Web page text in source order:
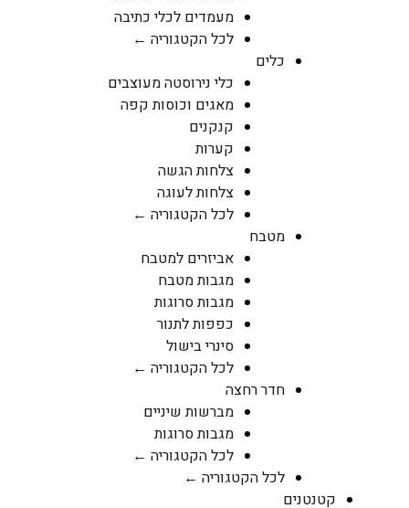
מעמדים לכלי כתיבה
לכל הקטגוריה ←
כלים
כלי נירוסטה מעוצבים
מאגים וכוסות קפה
קנקנים
קערות
צלחות הגשה
צלחות לעוגה
לכל הקטגוריה ←
מטבח
אביזרים למטבח
מגבות מטבח
מגבות סרוגות
כפפות לתנור
סינרי בישול
לכל הקטגוריה ←
חדר רחצה
מברשות שיניים
מגבות סרוגות
לכל הקטגוריה ←
לכל הקטגוריה ←
קטנטנים